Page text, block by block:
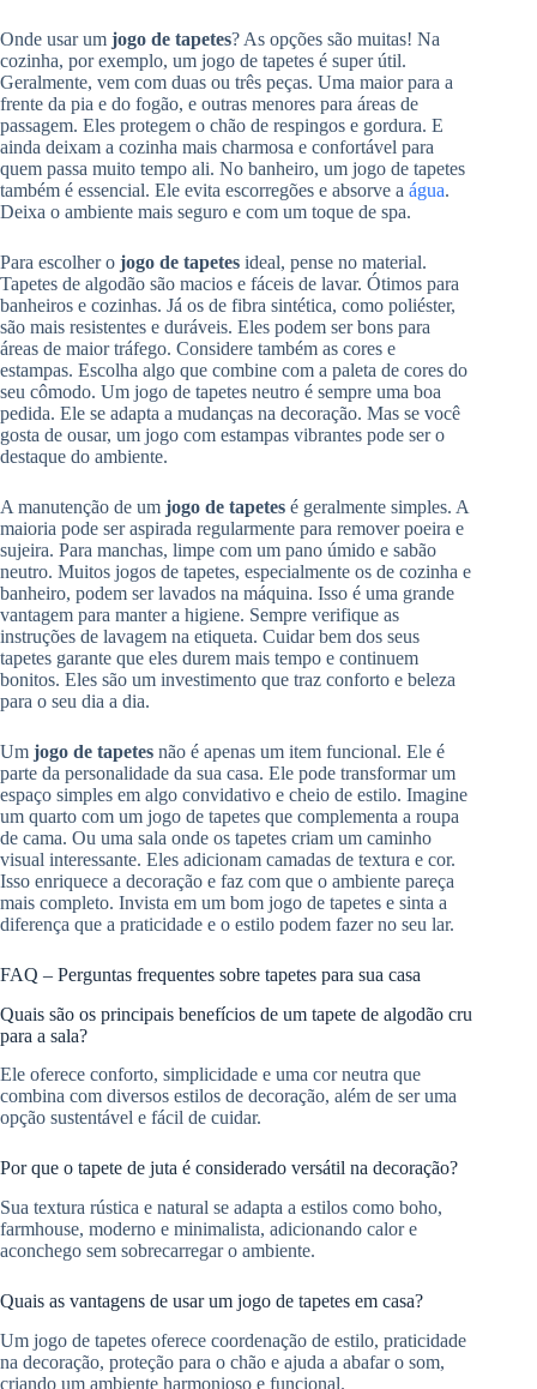
Onde usar um jogo de tapetes? As opções são muitas! Na
cozinha, por exemplo, um jogo de tapetes é super útil.
Geralmente, vem com duas ou três peças. Uma maior para a
frente da pia e do fogão, e outras menores para áreas de
passagem. Eles protegem o chão de respingos e gordura. E
ainda deixam a cozinha mais charmosa e confortável para
quem passa muito tempo ali. No banheiro, um jogo de tapetes
também é essencial. Ele evita escorregões e absorve a água.
Deixa o ambiente mais seguro e com um toque de spa.
Para escolher o jogo de tapetes ideal, pense no material.
Tapetes de algodão são macios e fáceis de lavar. Ótimos para
banheiros e cozinhas. Já os de fibra sintética, como poliéster,
são mais resistentes e duráveis. Eles podem ser bons para
áreas de maior tráfego. Considere também as cores e
estampas. Escolha algo que combine com a paleta de cores do
seu cômodo. Um jogo de tapetes neutro é sempre uma boa
pedida. Ele se adapta a mudanças na decoração. Mas se você
gosta de ousar, um jogo com estampas vibrantes pode ser o
destaque do ambiente.
A manutenção de um jogo de tapetes é geralmente simples. A
maioria pode ser aspirada regularmente para remover poeira e
sujeira. Para manchas, limpe com um pano úmido e sabão
neutro. Muitos jogos de tapetes, especialmente os de cozinha e
banheiro, podem ser lavados na máquina. Isso é uma grande
vantagem para manter a higiene. Sempre verifique as
instruções de lavagem na etiqueta. Cuidar bem dos seus
tapetes garante que eles durem mais tempo e continuem
bonitos. Eles são um investimento que traz conforto e beleza
para o seu dia a dia.
Um jogo de tapetes não é apenas um item funcional. Ele é
parte da personalidade da sua casa. Ele pode transformar um
espaço simples em algo convidativo e cheio de estilo. Imagine
um quarto com um jogo de tapetes que complementa a roupa
de cama. Ou uma sala onde os tapetes criam um caminho
visual interessante. Eles adicionam camadas de textura e cor.
Isso enriquece a decoração e faz com que o ambiente pareça
mais completo. Invista em um bom jogo de tapetes e sinta a
diferença que a praticidade e o estilo podem fazer no seu lar.
FAQ – Perguntas frequentes sobre tapetes para sua casa
Quais são os principais benefícios de um tapete de algodão cru
para a sala?
Ele oferece conforto, simplicidade e uma cor neutra que
combina com diversos estilos de decoração, além de ser uma
opção sustentável e fácil de cuidar.
Por que o tapete de juta é considerado versátil na decoração?
Sua textura rústica e natural se adapta a estilos como boho,
farmhouse, moderno e minimalista, adicionando calor e
aconchego sem sobrecarregar o ambiente.
Quais as vantagens de usar um jogo de tapetes em casa?
Um jogo de tapetes oferece coordenação de estilo, praticidade
na decoração, proteção para o chão e ajuda a abafar o som,
criando um ambiente harmonioso e funcional.